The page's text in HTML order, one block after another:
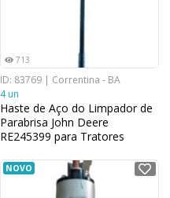
713
ID: 83769 | Correntina - BA
4 un
Haste de Aço do Limpador de
Parabrisa John Deere
RE245399 para Tratores
NOVO